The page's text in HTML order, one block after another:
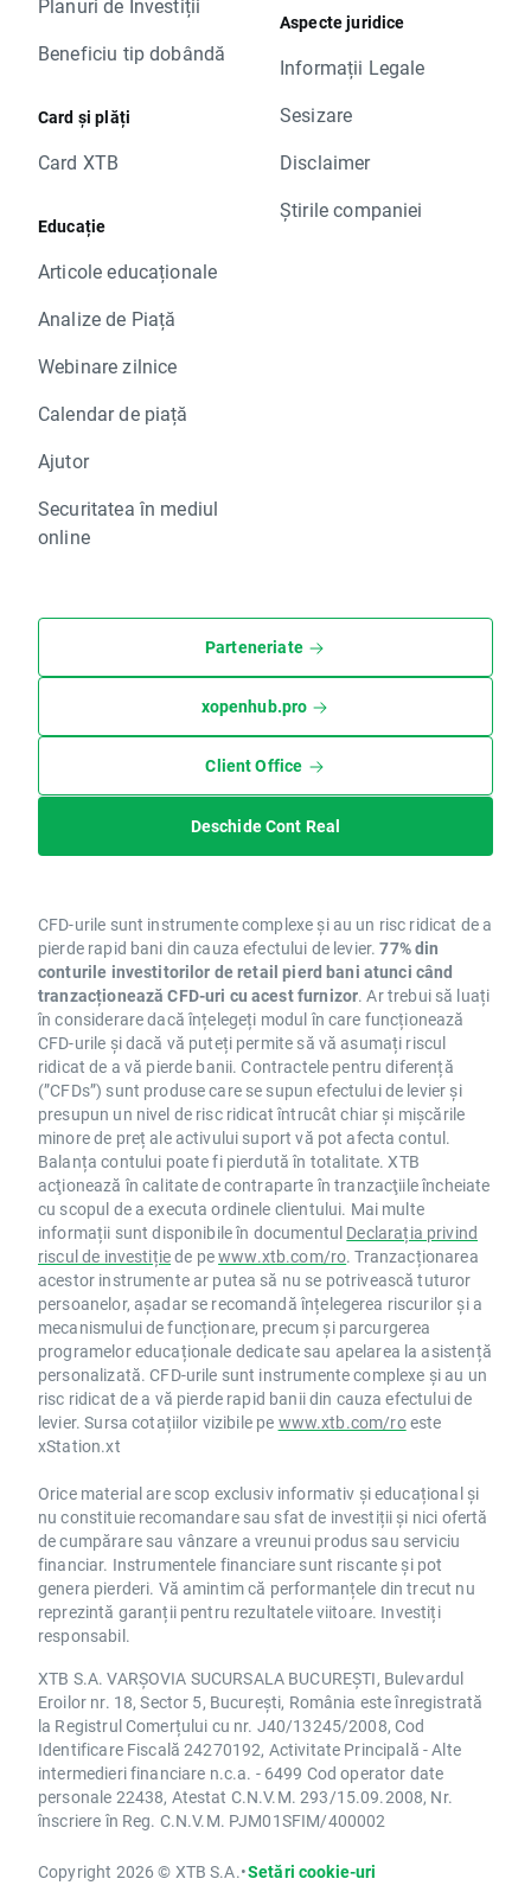
Planuri de Investiții
Beneficiu tip dobândă
Card și plăți
Card XTB
Educație
Articole educaționale
Analize de Piață
Webinare zilnice
Calendar de piață
Ajutor
Securitatea în mediul
online
Aspecte juridice
Informații Legale
Sesizare
Disclaimer
Știrile companiei
Parteneriate
xopenhub.pro
Client Office
Deschide Cont Real
CFD-urile sunt instrumente complexe și au un risc ridicat de a
pierde rapid bani din cauza efectului de levier.77% din
conturile investitorilor de retail pierd bani atunci când
tranzacționează CFD-uri cu acest furnizor. Ar trebui să luați
în considerare dacă înțelegeți modul în care funcționează
CFD-urile și dacă vă puteți permite să vă asumați riscul
ridicat de a vă pierde banii. Contractele pentru diferență
(”CFDs”) sunt produse care se supun efectului de levier și
presupun un nivel de risc ridicat întrucât chiar și mișcările
minore de preț ale activului suport vă pot afecta contul.
Balanța contului poate fi pierdută în totalitate. XTB
acţionează în calitate de contraparte în tranzacţiile încheiate
cu scopul de a executa ordinele clientului. Mai multe
informații sunt disponibile în documentul Declarația privind
riscul de investițiede pewww.xtb.com/ro. Tranzacționarea
acestor instrumente ar putea să nu se potrivească tuturor
persoanelor, așadar se recomandă înțelegerea riscurilor și a
mecanismului de funcționare, precum și parcurgerea
programelor educaționale dedicate sau apelarea la asistență
personalizată. CFD-urile sunt instrumente complexe și au un
risc ridicat de a vă pierde rapid banii din cauza efectului de
levier. Sursa cotațiilor vizibile pe www.xtb.com/roeste
xStation.xt
Orice material are scop exclusiv informativ și educațional și
nu constituie recomandare sau sfat de investiții și nici ofertă
de cumpărare sau vânzare a vreunui produs sau serviciu
financiar. Instrumentele financiare sunt riscante și pot
genera pierderi. Vă amintim că performanțele din trecut nu
reprezintă garanții pentru rezultatele viitoare. Investiți
responsabil.
XTB S.A. VARȘOVIA SUCURSALA BUCUREȘTI, Bulevardul
Eroilor nr. 18, Sector 5, București, România este înregistrată
la Registrul Comerțului cu nr. J40/13245/2008, Cod
Identificare Fiscală 24270192, Activitate Principală - Alte
intermedieri financiare n.c.a. - 6499 Cod operator date
personale 22438, Atestat C.N.V.M. 293/15.09.2008, Nr.
înscriere în Reg. C.N.V.M. PJM01SFIM/400002
Copyright 2026 © XTB S.A.•Setări cookie-uri